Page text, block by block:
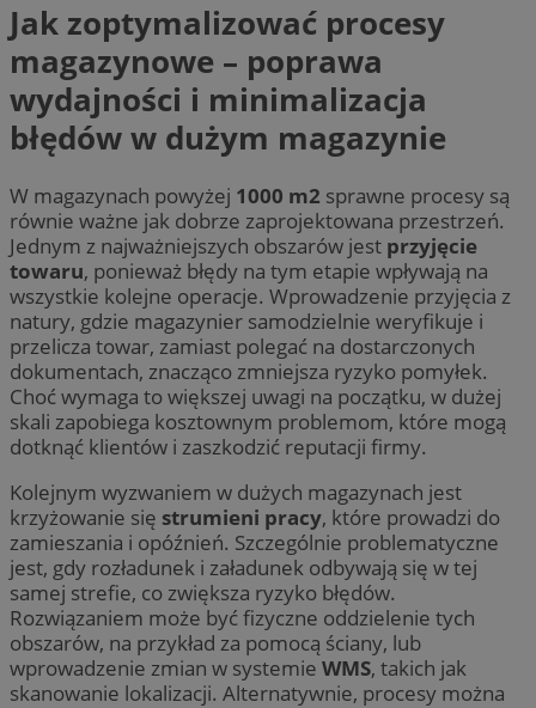
Jak zoptymalizować procesy
magazynowe – poprawa
wydajności i minimalizacja
błędów w dużym magazynie
W magazynach powyżej 1000 m2 sprawne procesy są
równie ważne jak dobrze zaprojektowana przestrzeń.
Jednym z najważniejszych obszarów jest przyjęcie
towaru, ponieważ błędy na tym etapie wpływają na
wszystkie kolejne operacje. Wprowadzenie przyjęcia z
natury, gdzie magazynier samodzielnie weryfikuje i
przelicza towar, zamiast polegać na dostarczonych
dokumentach, znacząco zmniejsza ryzyko pomyłek.
Choć wymaga to większej uwagi na początku, w dużej
skali zapobiega kosztownym problemom, które mogą
dotknąć klientów i zaszkodzić reputacji firmy.
Kolejnym wyzwaniem w dużych magazynach jest
krzyżowanie się strumieni pracy, które prowadzi do
zamieszania i opóźnień. Szczególnie problematyczne
jest, gdy rozładunek i załadunek odbywają się w tej
samej strefie, co zwiększa ryzyko błędów.
Rozwiązaniem może być fizyczne oddzielenie tych
obszarów, na przykład za pomocą ściany, lub
wprowadzenie zmian w systemie WMS, takich jak
skanowanie lokalizacji. Alternatywnie, procesy można